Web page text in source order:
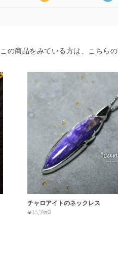
この商品をみている方は、こちら
チャロアイトのネックレス
¥13,760